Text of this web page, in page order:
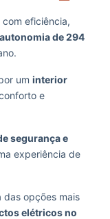
eficiência,
autonomia de 294
um interior
e
segurança e
experiência de
das opções mais
elétricos no